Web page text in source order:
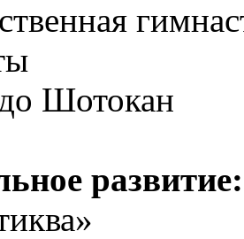
Шотокан
развитие: